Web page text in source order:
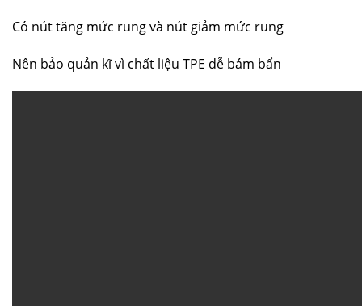
Có nút tăng mức rung và nút giảm mức rung
Nên bảo quản kĩ vì chất liệu TPE dễ bám bẩn